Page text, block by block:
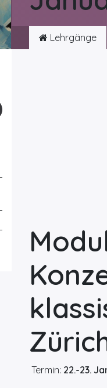
Lehrgänge
Termin: 22.-23.